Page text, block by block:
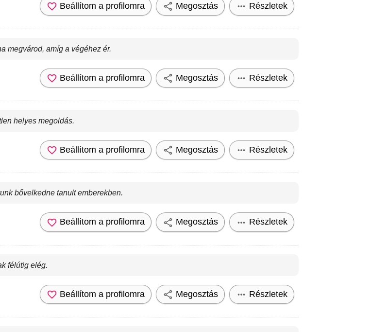
Beállítom a profilomra Megosztás Részletek
megvárod, amíg a végéhez ér.
Beállítom a profilomra Megosztás Részletek
helyes megoldás.
Beállítom a profilomra Megosztás Részletek
bővelkedne tanult emberekben.
Beállítom a profilomra Megosztás Részletek
félútig elég.
Beállítom a profilomra Megosztás Részletek